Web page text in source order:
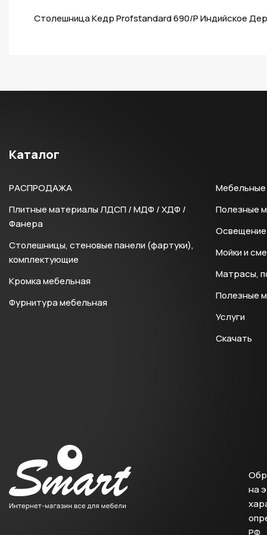
Столешница Кедр Profstandard 690/P Индийское
Каталог
РАСПРОДАЖА
Плитные материалы ЛДСП / МДФ / ХДФ /
Фанера
Столешницы, стеновые панели (фартуки),
комплектующие
Кромка мебельная
Фурнитура мебельная
Мебельные
Полезные
Освещение
Мойки и
Матрасы,
Полезные
Услуги
Скачать
на
РФ.